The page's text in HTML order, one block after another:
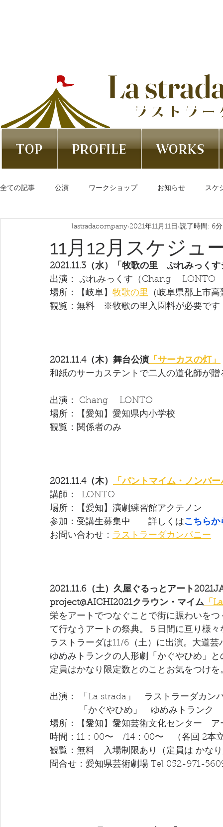
La
ラストラ
TOP PROFILE WORKS
全ての記事 公演 ワークショップ お知らせ スケ
11月12月スケジュ
lastradacompany 2021年11月11日 読了時間: 6分
2021.11.3（水）「牧歌の里　ぷれみっく
出演： ぷれみっくす（Chang　 LONTO
場所：【岐阜】 牧歌の里 （岐阜県郡上市
観覧：無料　※牧歌の里入園料が必要です
2021.11.4（木）舞台公演 「サーカスの灯」
和紙のサーカステントで二人の道化師が
出演： Chang　 LONTO
場所：【愛知】愛知県内小学校
観覧：関係者のみ
2021.11.4（木）
「パントマイム・ノンバ
講師：  LONTO
場所：【愛知】演劇練習館アクテノン
参加：受講生募集中　　詳しくはこちらか
お問い合わせ： ラストラーダカンパニー
2021.11.6（土）久屋ぐるっとアート
project@AICHI2021クラウン・マイム 「
栄をアートでつなぐことで街に賑わいを
て行なうアートの祭典。​５日間に亘り様
ラストラーダは11/6（土）に出演。大道
ゆめみトランクの人形劇「かぐやひめ」
定員はかなり限定数とのことお気をつけを
出演： 「La strada」　ラストラーダカン
「かぐやひめ」　ゆめみトランク
場所：【愛知】愛知芸術文化センター　
時間：11：00〜　/14：00〜　（各回 2本
観覧：無料　入場制限あり（定員は かな
問合せ：愛知県芸術劇場 Tel 052-971-